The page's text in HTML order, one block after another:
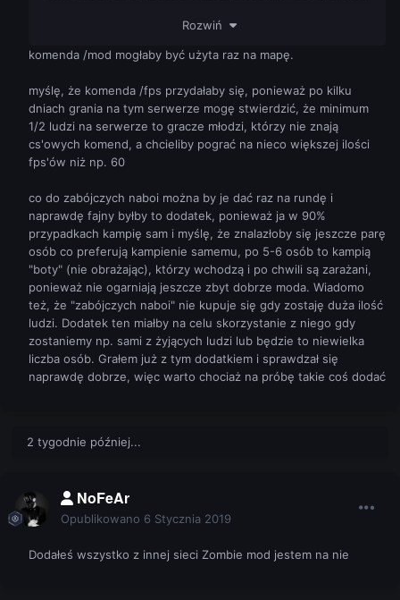
Rozwiń
komenda /mod mogłaby być użyta raz na mapę.
myślę, że komenda /fps przydałaby się, ponieważ po kilku
dniach grania na tym serwerze mogę stwierdzić, że minimum
1/2 ludzi na serwerze to gracze młodzi, którzy nie znają
cs'owych komend, a chcieliby pograć na nieco większej ilości
fps'ów niż np. 60
co do zabójczych naboi można by je dać raz na rundę i
naprawdę fajny byłby to dodatek, ponieważ ja w 90%
przypadkach kampię sam i myślę, że znalazłoby się jeszcze parę
osób co preferują kampienie samemu, po 5-6 osób to kampią
"boty" (nie obrażając), którzy wchodzą i po chwili są zarażani,
ponieważ nie ogarniają jeszcze zbyt dobrze moda. Wiadomo
też, że "zabójczych naboi" nie kupuje się gdy zostaję duża ilość
ludzi. Dodatek ten miałby na celu skorzystanie z niego gdy
zostaniemy np. sami z żyjących ludzi lub będzie to niewielka
liczba osób. Grałem już z tym dodatkiem i sprawdzał się
naprawdę dobrze, więc warto chociaż na próbę takie coś dodać
2 tygodnie później...
NoFeAr
Opublikowano 6 Stycznia 2019
Dodałeś wszystko z innej sieci Zombie mod jestem na nie